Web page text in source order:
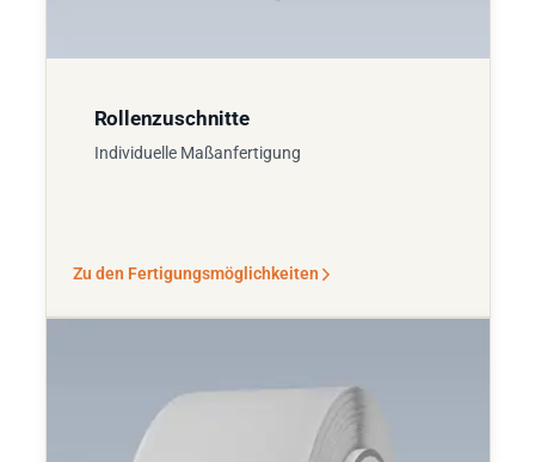
Rollenzuschnitte
Individuelle Maßanfertigung
Zu den Fertigungsmöglichkeiten